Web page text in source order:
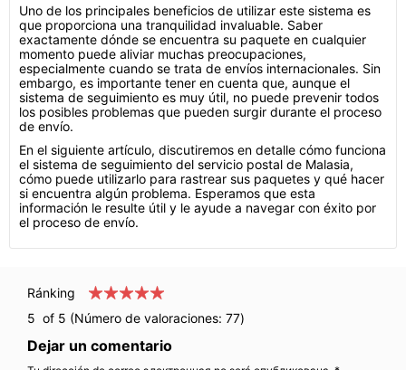
Uno de los principales beneficios de utilizar este sistema es
que proporciona una tranquilidad invaluable. Saber
exactamente dónde se encuentra su paquete en cualquier
momento puede aliviar muchas preocupaciones,
especialmente cuando se trata de envíos internacionales. Sin
embargo, es importante tener en cuenta que, aunque el
sistema de seguimiento es muy útil, no puede prevenir todos
los posibles problemas que pueden surgir durante el proceso
de envío.
En el siguiente artículo, discutiremos en detalle cómo funciona
el sistema de seguimiento del servicio postal de Malasia,
cómo puede utilizarlo para rastrear sus paquetes y qué hacer
si encuentra algún problema. Esperamos que esta
información le resulte útil y le ayude a navegar con éxito por
el proceso de envío.
Ránking
5 of 5 (Número de valoraciones: 77)
Dejar un comentario